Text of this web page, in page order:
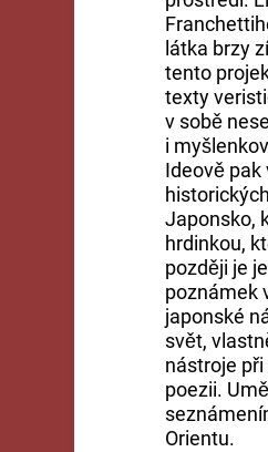
látka brzy
tento
texty
v sobě
i
Ideově
Japonsko,
hrdinkou,
později je
poznámek
japonské
svět,
nástroje
poezii.
Orientu.